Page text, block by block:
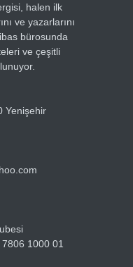
halen ilk
ve yazarlarını
bürosunda
ve çeşitli
Yenişehir
1000 01